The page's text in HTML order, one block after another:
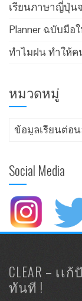
เรียนภาษาญี่ปุ่น
Planner ฉบับมือ
ทำไมฝน ทำให้ค
หมวดหมู่
Social Media
CLEAR –
ทันที !